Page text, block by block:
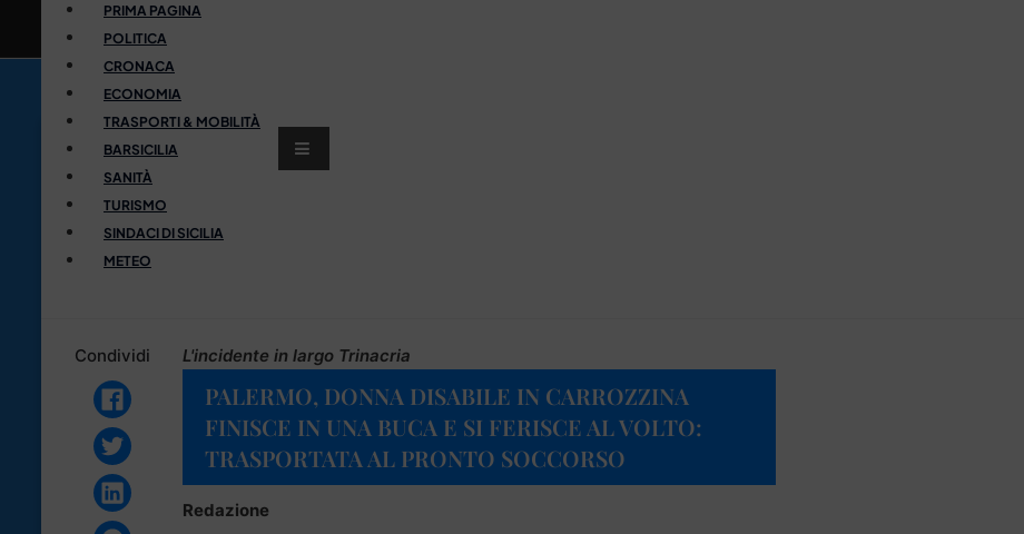
PRIMA PAGINA
POLITICA
CRONACA
ECONOMIA
TRASPORTI & MOBILITÀ
BARSICILIA
SANITÀ
TURISMO
SINDACI DI SICILIA
METEO
Condividi L'incidente in largo Trinacria
PALERMO, DONNA DISABILE IN CARROZZINA
FINISCE IN UNA BUCA E SI FERISCE AL VOLTO:
TRASPORTATA AL PRONTO SOCCORSO
Redazione